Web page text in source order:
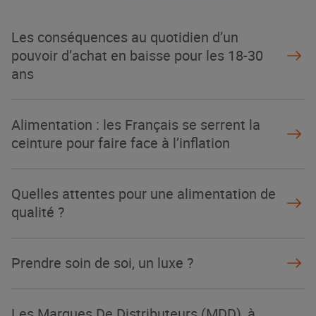
NOTRE MODÈLE
Les conséquences au quotidien d’un
pouvoir d’achat en baisse pour les 18-30
ans
Alimentation : les Français se serrent la
ceinture pour faire face à l’inflation
Quelles attentes pour une alimentation de
qualité ?
Prendre soin de soi, un luxe ?